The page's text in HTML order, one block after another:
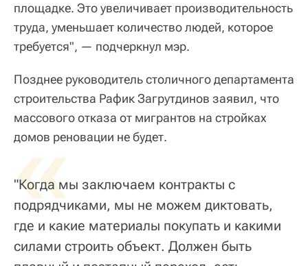
площадке. Это увеличивает производительность
труда, уменьшает количество людей, которое
требуется", — подчеркнул мэр.
Позднее руководитель столичного департамента
строительства Рафик Загрутдинов заявил, что
массового отказа от мигрантов на стройках
домов реновации не будет.
«
"Когда мы заключаем контракты с
подрядчиками, мы не можем диктовать,
где и какие материалы покупать и какими
силами строить объект. Должен быть